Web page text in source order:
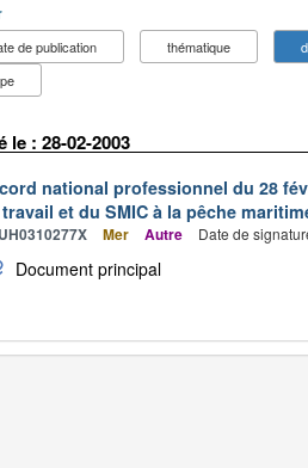
de publication thématique
le : 28-02-2003
national professionnel du 28
et du SMIC à la pêche
Mer Autre Date de
Document principal